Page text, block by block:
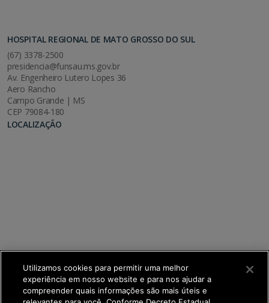
HOSPITAL REGIONAL DE MATO GROSSO DO SUL
(67) 3378-2500
presidencia@funsau.ms.gov.br
Av. Engenheiro Lutero Lopes 36
Aero Rancho
Campo Grande | MS
CEP 79084-180
LOCALIZAÇÃO
Utilizamos cookies para permitir uma melhor
experiência em nosso website e para nos ajudar a
compreender quais informações são mais úteis e